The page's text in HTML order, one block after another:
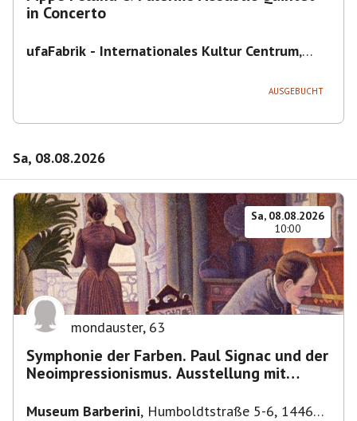
in Concerto
ufaFabrik - Internationales Kultur Centrum,
AUSGEBUCHT
Sa, 08.08.2026
Sa, 08.08.2026
10:00
mondauster, 63
Symphonie der Farben. Paul Signac und der
Neoimpressionismus. Ausstellung mit
Museum Barberini, Humboldtstraße 5-6, 14467